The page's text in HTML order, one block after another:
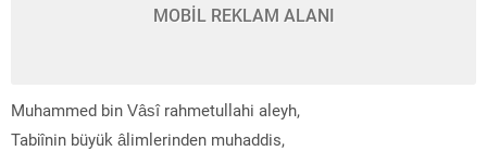
MOBİL REKLAM ALANI
Muhammed bin Vâsî rahmetullahi aleyh,
Tabiînin büyük âlimlerinden muhaddis,